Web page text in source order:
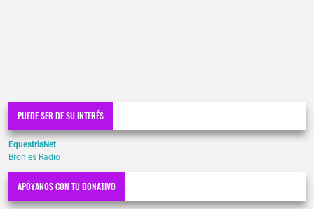
PUEDE SER DE SU INTERÉS
EquestriaNet
Bronies Radio
APÓYANOS CON TU DONATIVO